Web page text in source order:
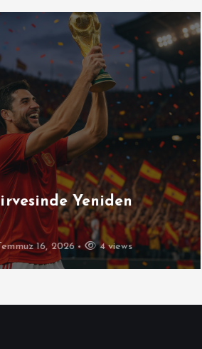
Yeniden
16, 2026 4 views